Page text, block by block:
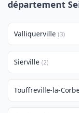
département
Valliquerville (3)
Sierville (2)